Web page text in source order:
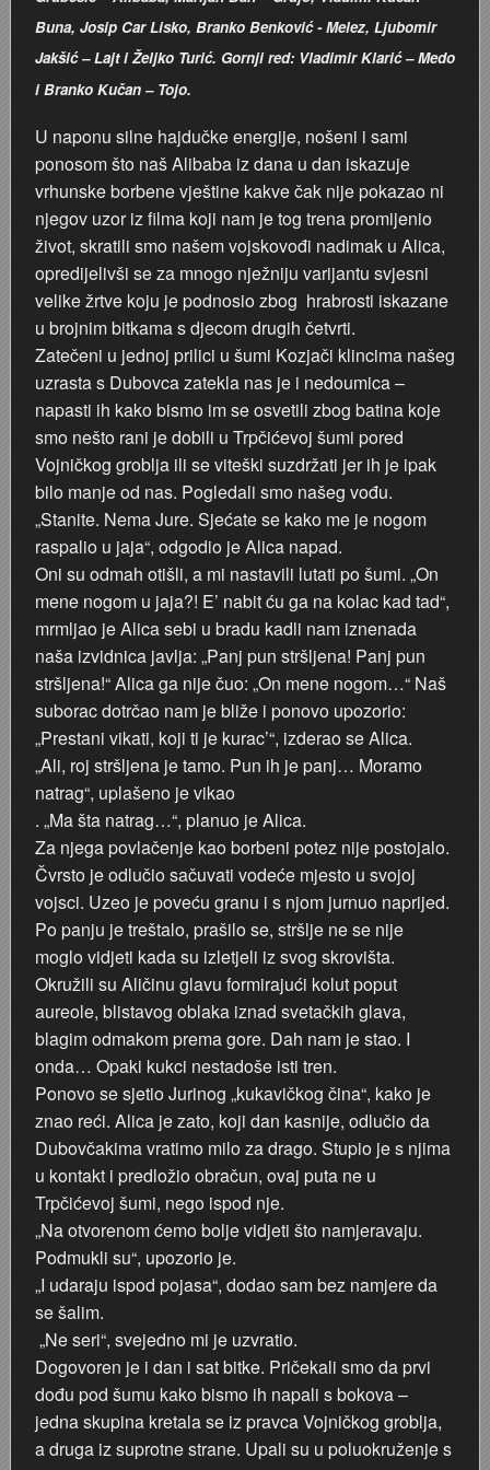
Stoljetna poplava 1939.
Tvornica potkivačkih čavala Mustad-Karlovac
Boksački klub Velebit
Bijelo dugme
Banija - poplava 4. 12. 1966.
Autobusna stanica na Korzu
Auto cross
AMD Zanatlija
Adamo klub
8. slet Bratstva i jedinstva 13. lipnja 1965. godine
Lovni i ribolovni turizam
Marakovo brdo i auto kamp
Štamparija Ognjen Price - Karlovačka tiskara
Zima 1967. godine
Zagreb - Karlovac 1:1
Vukmanić 1975. godine
Vatrogasna vježba
VAGA
Trgovina Merkur
Stari nogometni stadion
Staklana u Radićevoj ulici
Moda '60-tih
Štafeta mladosti
Regata na Kupi 1977.
Priredba u vrtiću 1972. godina
Primanje u pionire 29. XI 1977.
Povratak s posla
Poplava 1966.
Poduzeće ELEKTRON
Mala scena 1987. - Le Cinema
Mala scena Hrvatskog doma
Marina Perazić, Davor Tolja (Denis&Denis) i Edi
Maturanti Gimnazije 1988. godine
Motocross
NULA
Nepokoreni grad - Trojanski konj (epizoda)
Novogodišnje čestitke
PUNK
Poplava 1987.
Pothodnik
Ramo
Razglednice Karlovca
Tehnička škola generacija 1981/1982
Zidić
Čoki
Štafeta mladosti 1988.
Željeznički most preko Kupe
Zavjet Petra Grgeca - 1998.
Škola plivanja Patkica
Mimohod 23. kolovoza 1995.
Ekonomska škola - ratne godine
Dubravko Halovanić - Ratne godine
Crkva Sv. Doroteje - 1991.
Frizerski salon Gerber (Kopf) - utemeljen 1924.
Gimnazijska i Ekonomska zbornica - Igor Mihelić
INKASATOR
Karlovački fotograf Josip Žunić
Obitelj Klemenčić
Krešimir Botković - RAZGLEDNICE
Krešimir Perušić - Nogomet
KUD REČICA
Mery Berti - karlovačka Žuži
Nevenius Graf von Dubowatz - RENDERI
Nikola Perić - kroničar Karlovca, kolekcionar, novinar i
Obitelj Balaš
Obitelj Hauptfeld
Buna, Josip Car Lisko, Branko Benković - Melez, Ljubomir
Jakšić – Lajt i Željko Turić. Gornji red: Vladimir Klarić – Medo
i Branko Kučan – Tojo.
U naponu silne hajdučke energije, nošeni i sami
ponosom što naš Alibaba iz dana u dan iskazuje
vrhunske borbene vještine kakve čak nije pokazao ni
njegov uzor iz filma koji nam je tog trena promijenio
život, skratili smo našem vojskovođi nadimak u Alica,
opredijelivši se za mnogo nježniju varijantu svjesni
velike žrtve koju je podnosio zbog hrabrosti iskazane
u brojnim bitkama s djecom drugih četvrti.
Zatečeni u jednoj prilici u šumi Kozjači klincima našeg
uzrasta s Dubovca zatekla nas je i nedoumica –
napasti ih kako bismo im se osvetili zbog batina koje
smo nešto rani je dobili u Trpčićevoj šumi pored
Vojničkog groblja ili se viteški suzdržati jer ih je ipak
bilo manje od nas. Pogledali smo našeg vođu.
„Stanite. Nema Jure. Sjećate se kako me je nogom
raspalio u jaja“, odgodio je Alica napad.
Oni su odmah otišli, a mi nastavili lutati po šumi. „On
mene nogom u jaja?! E’ nabit ću ga na kolac kad tad“,
mrmljao je Alica sebi u bradu kadli nam iznenada
naša izvidnica javlja: „Panj pun stršljena! Panj pun
stršljena!“ Alica ga nije čuo: „On mene nogom…“ Naš
suborac dotrčao nam je bliže i ponovo upozorio:
„Prestani vikati, koji ti je kurac’“, izderao se Alica.
„Ali, roj stršljena je tamo. Pun ih je panj… Moramo
natrag“, uplašeno je vikao
. „Ma šta natrag…“, planuo je Alica.
Za njega povlačenje kao borbeni potez nije postojalo.
Čvrsto je odlučio sačuvati vodeće mjesto u svojoj
vojsci. Uzeo je poveću granu i s njom jurnuo naprijed.
Po panju je treštalo, prašilo se, stršlje ne se nije
moglo vidjeti kada su izletjeli iz svog skrovišta.
Okružili su Aličinu glavu formirajući kolut poput
aureole, blistavog oblaka iznad svetačkih glava,
blagim odmakom prema gore. Dah nam je stao. I
onda… Opaki kukci nestadoše isti tren.
Ponovo se sjetio Jurinog „kukavičkog čina“, kako je
znao reći. Alica je zato, koji dan kasnije, odlučio da
Dubovčakima vratimo milo za drago. Stupio je s njima
u kontakt i predložio obračun, ovaj puta ne u
Trpčićevoj šumi, nego ispod nje.
„Na otvorenom ćemo bolje vidjeti što namjeravaju.
Podmukli su“, upozorio je.
„I udaraju ispod pojasa“, dodao sam bez namjere da
se šalim.
„Ne seri“, svejedno mi je uzvratio.
Dogovoren je i dan i sat bitke. Pričekali smo da prvi
dođu pod šumu kako bismo ih napali s bokova –
jedna skupina kretala se iz pravca Vojničkog groblja,
a druga iz suprotne strane. Upali su u poluokruženje s